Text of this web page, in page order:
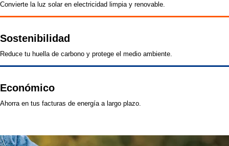
Convierte la luz solar en electricidad limpia y renovable.
Sostenibilidad
Reduce tu huella de carbono y protege el medio ambiente.
Económico
Ahorra en tus facturas de energía a largo plazo.